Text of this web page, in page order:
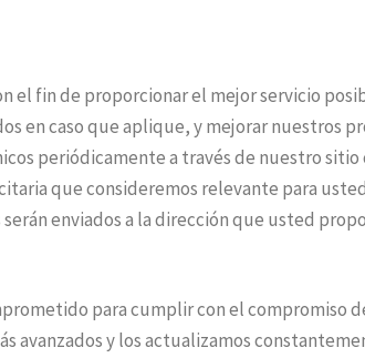
el fin de proporcionar el mejor servicio
en caso que aplique, y mejorar nuestros
periódicamente a través de nuestro
que consideremos relevante para
enviados a la dirección que usted
para cumplir con el compromiso
avanzados y los actualizamos